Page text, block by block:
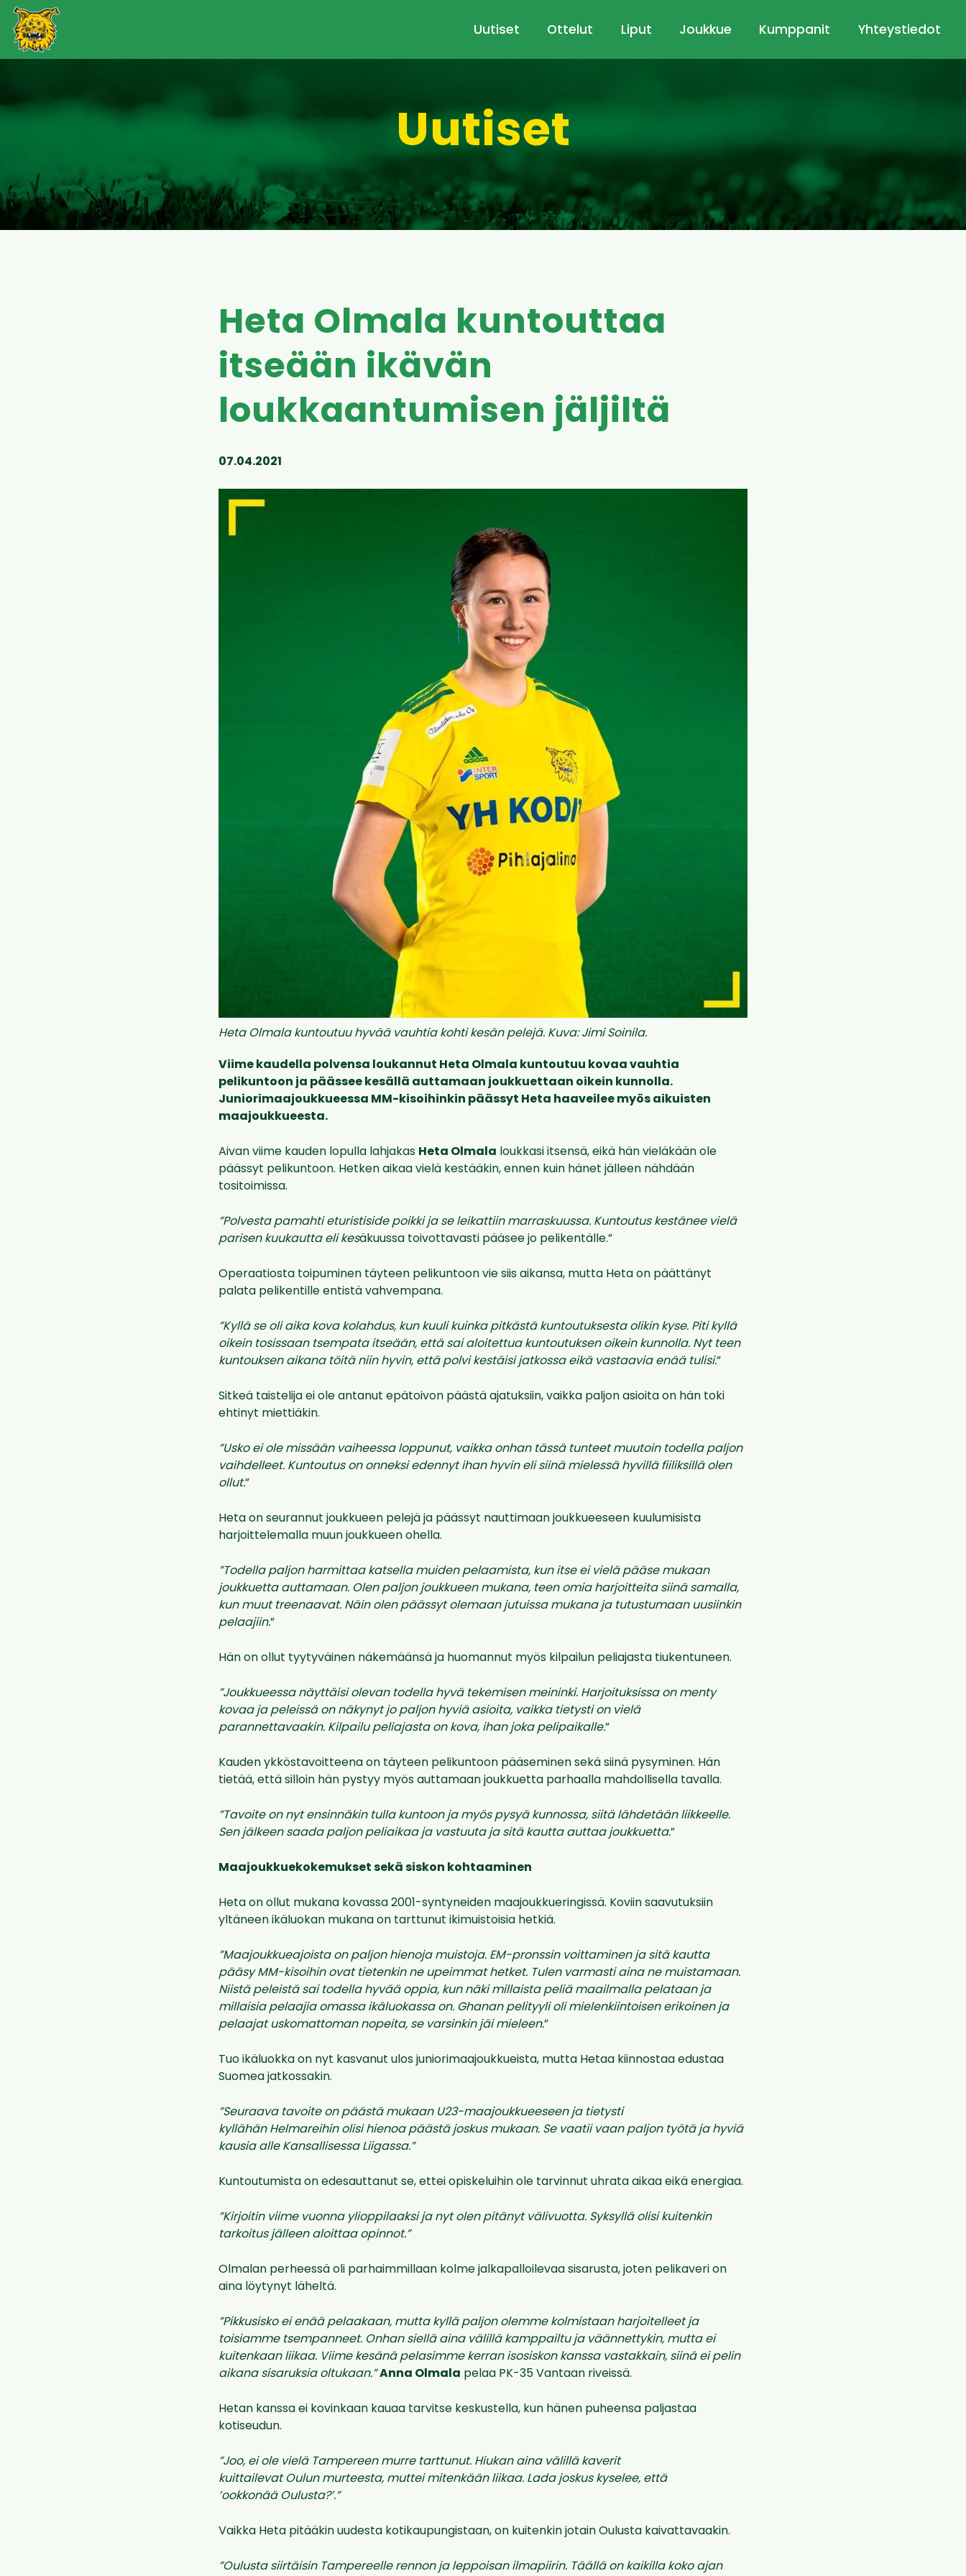
Uutiset Ottelut Liput Joukkue Kumppanit Yhteystiedot
Uutiset
Heta Olmala kuntouttaa
itseään ikävän
loukkaantumisen jäljiltä
07.04.2021
Heta Olmala kuntoutuu hyvää vauhtia kohti kesän pelejä. Kuva: Jimi Soinila.
Viime kaudella polvensa loukannut Heta Olmala kuntoutuu kovaa vauhtia
pelikuntoon ja päässee kesällä auttamaan joukkuettaan oikein kunnolla.
Juniorimaajoukkueessa MM-kisoihinkin päässyt Heta haaveilee myös aikuisten
maajoukkueesta.
Aivan viime kauden lopulla lahjakas Heta Olmala loukkasi itsensä, eikä hän vieläkään ole
päässyt pelikuntoon. Hetken aikaa vielä kestääkin, ennen kuin hänet jälleen nähdään
tositoimissa.
”Polvesta pamahti eturistiside poikki ja se leikattiin marraskuussa. Kuntoutus kestänee vielä
parisen kuukautta eli kesäkuussa toivottavasti pääsee jo pelikentälle.”
Operaatiosta toipuminen täyteen pelikuntoon vie siis aikansa, mutta Heta on päättänyt
palata pelikentille entistä vahvempana.
”Kyllä se oli aika kova kolahdus, kun kuuli kuinka pitkästä kuntoutuksesta olikin kyse. Piti kyllä
oikein tosissaan tsempata itseään, että sai aloitettua kuntoutuksen oikein kunnolla. Nyt teen
kuntouksen aikana töitä niin hyvin, että polvi kestäisi jatkossa eikä vastaavia enää tulisi.”
Sitkeä taistelija ei ole antanut epätoivon päästä ajatuksiin, vaikka paljon asioita on hän toki
ehtinyt miettiäkin.
”Usko ei ole missään vaiheessa loppunut, vaikka onhan tässä tunteet muutoin todella paljon
vaihdelleet. Kuntoutus on onneksi edennyt ihan hyvin eli siinä mielessä hyvillä fiiliksillä olen
ollut.”
Heta on seurannut joukkueen pelejä ja päässyt nauttimaan joukkueeseen kuulumisista
harjoittelemalla muun joukkueen ohella.
”Todella paljon harmittaa katsella muiden pelaamista, kun itse ei vielä pääse mukaan
joukkuetta auttamaan. Olen paljon joukkueen mukana, teen omia harjoitteita siinä samalla,
kun muut treenaavat. Näin olen päässyt olemaan jutuissa mukana ja tutustumaan uusiinkin
pelaajiin.”
Hän on ollut tyytyväinen näkemäänsä ja huomannut myös kilpailun peliajasta tiukentuneen.
”Joukkueessa näyttäisi olevan todella hyvä tekemisen meininki. Harjoituksissa on menty
kovaa ja peleissä on näkynyt jo paljon hyviä asioita, vaikka tietysti on vielä
parannettavaakin. Kilpailu peliajasta on kova, ihan joka pelipaikalle.”
Kauden ykköstavoitteena on täyteen pelikuntoon pääseminen sekä siinä pysyminen. Hän
tietää, että silloin hän pystyy myös auttamaan joukkuetta parhaalla mahdollisella tavalla.
”Tavoite on nyt ensinnäkin tulla kuntoon ja myös pysyä kunnossa, siitä lähdetään liikkeelle.
Sen jälkeen saada paljon peliaikaa ja vastuuta ja sitä kautta auttaa joukkuetta.”
Maajoukkuekokemukset sekä siskon kohtaaminen
Heta on ollut mukana kovassa 2001-syntyneiden maajoukkueringissä. Koviin saavutuksiin
yltäneen ikäluokan mukana on tarttunut ikimuistoisia hetkiä.
”Maajoukkueajoista on paljon hienoja muistoja. EM-pronssin voittaminen ja sitä kautta
pääsy MM-kisoihin ovat tietenkin ne upeimmat hetket. Tulen varmasti aina ne muistamaan.
Niistä peleistä sai todella hyvää oppia, kun näki millaista peliä maailmallapelataan ja
millaisia pelaajia omassa ikäluokassa on. Ghanan pelityyli oli mielenkiintoisen erikoinen ja
pelaajat uskomattoman nopeita, se varsinkin jäi mieleen.”
Tuo ikäluokka on nyt kasvanut ulos juniorimaajoukkueista, mutta Hetaa kiinnostaa edustaa
Suomea jatkossakin.
”Seuraava tavoite on päästä mukaan U23-maajoukkueeseen ja tietysti
kyllähän Helmareihin olisi hienoa päästä joskus mukaan. Se vaatii vaan paljon työtä ja hyviä
kausia alle Kansallisessa Liigassa.”
Kuntoutumista on edesauttanut se, ettei opiskeluihin ole tarvinnut uhrata aikaa eikä energiaa.
”Kirjoitin viime vuonna ylioppilaaksi ja nyt olen pitänyt välivuotta. Syksyllä olisi kuitenkin
tarkoitus jälleen aloittaa opinnot.”
Olmalan perheessä oli parhaimmillaan kolme jalkapalloilevaa sisarusta, joten pelikaveri on
aina löytynyt läheltä.
”Pikkusisko ei enää pelaakaan, mutta kyllä paljon olemme kolmistaan harjoitelleet ja
toisiamme tsempanneet. Onhan siellä aina välillä kamppailtu ja väännettykin, mutta ei
kuitenkaan liikaa. Viime kesänä pelasimme kerran isosiskon kanssa vastakkain, siinä ei pelin
aikana sisaruksia oltukaan.” Anna Olmala pelaa PK-35 Vantaan riveissä.
Hetan kanssa ei kovinkaan kauaa tarvitse keskustella, kun hänen puheensa paljastaa
kotiseudun.
”Joo, ei ole vielä Tampereen murre tarttunut. Hiukan aina välillä kaverit
kuittailevat Oulun murteesta, muttei mitenkään liikaa. Lada joskus kyselee, että
’ookkonää Oulusta?’.”
Vaikka Heta pitääkin uudesta kotikaupungistaan, on kuitenkin jotain Oulusta kaivattavaakin.
”Oulusta siirtäisin Tampereelle rennon ja leppoisan ilmapiirin. Täällä on kaikilla koko ajan